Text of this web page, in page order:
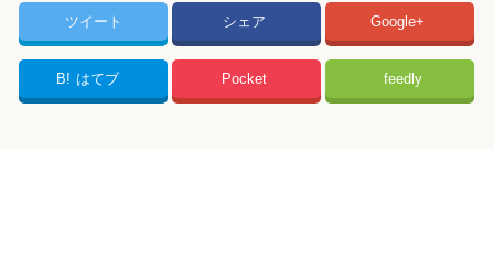
ツイート シェア Google+
B! はてブ Pocket feedly